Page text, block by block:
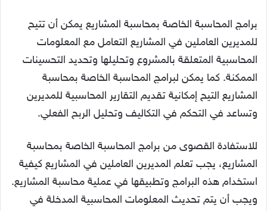
برامج المحاسبة الخاصة بمحاسبة المشاريع يمكن أن تتيح
للمديرين العاملين في المشاريع التعامل مع المعلومات
المحاسبية المتعلقة بالمشروع وتحليلها وتحديد التحسينات
الممكنة. كما يمكن لبرامج المحاسبة الخاصة بمحاسبة
المشاريع التيح إمكانية تقديم التقارير المحاسبية للمديرين
وتساعد في التحكم في التكاليف وتحليل الربح الفعلي.
للاستفادة القصوى من برامج المحاسبة الخاصة بمحاسبة
المشاريع، يجب تعلم المديرين العاملين في المشاريع كيفية
استخدام هذه البرامج وتطبيقها في عملية محاسبة المشاريع.
ويجب أن يتم تحديث المعلومات المحاسبية المدخلة في